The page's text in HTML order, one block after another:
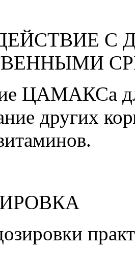
С
ЦАМАКСа
других